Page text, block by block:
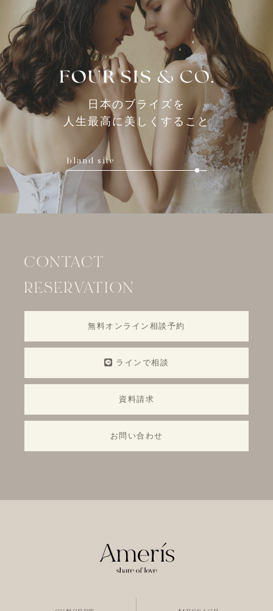
人情報の管理を徹底いたします。
当社が保有するコンピュータシステムについては、社内規程に基づき、必要かつ
合理的なセキュリティー対策を講じてまいります。
●開示
当社が保有するお客様の個人情報に関して、お客様ご自身の情報の開示をご希望
される場合には、お申し出いただいた方がご本人であることを確認させていただ
いた上で、合理的な期間および範囲でご回答をいたします。
●訂正等
当社が保有する個人情報に関して、お客様ご自身の情報の内容について、訂正、
追加をご希望される場合には、お申し出いただいた方がご本人であることを確認
させていただいた上で、事実と異なる内容がある場合には、合理的な期間および
範囲で情報内容を訂正、追加をいたします。
●利用停止
当社が保有する個人情報に関して、お客様ご自身の情報の利用停止をご希望され
る場合には、お申し出いただいた方がご本人であることを確認させていただいた
上で、合理的な期間および範囲で利用停止をいたします。
【開示などの受付窓口、個人情報に関するお問合せ窓口】
下記まで、お電話にてご連絡ください。
株式会社 フォーシス アンド カンパニー
TEL： 03-3400-0097
受付時間 ： 平日11：00～19：00
日本のブライズを
人生最高に美しくすること
bland site
無料オンライン相談予約
ラインで相談
資料請求
お問い合わせ